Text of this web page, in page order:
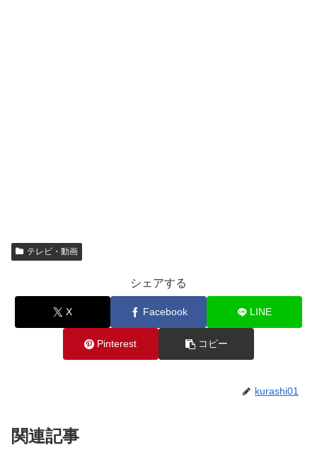
テレビ・動画
シェアする
X Facebook LINE
Pinterest コピー
kurashi01
関連記事